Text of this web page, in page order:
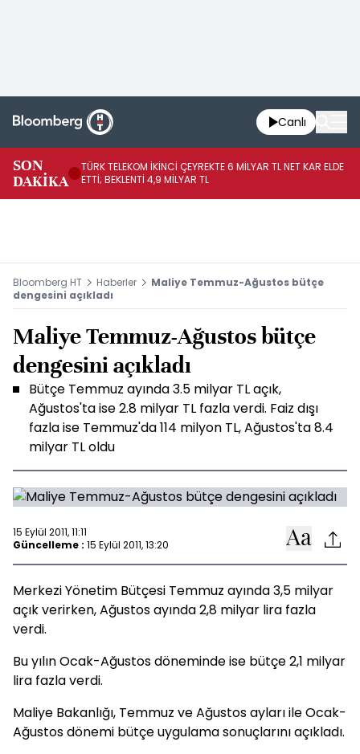
Canlı
SON
DAKİKA
TÜRK TELEKOM İKİNCİ ÇEYREKTE 6 MİLYAR TL NET KAR ELDE
ETTİ; BEKLENTİ 4,9 MİLYAR TL
Bloomberg HT Haberler
Maliye Temmuz-Ağustos bütçe
dengesini açıkladı
Maliye Temmuz-Ağustos bütçe
dengesini açıkladı
Bütçe Temmuz ayında 3.5 milyar TL açık,
Ağustos'ta ise 2.8 milyar TL fazla verdi. Faiz dışı
fazla ise Temmuz'da 114 milyon TL, Ağustos'ta 8.4
milyar TL oldu
15 Eylül 2011, 11:11
Güncelleme : 15 Eylül 2011, 13:20
Merkezi Yönetim Bütçesi Temmuz ayında 3,5 milyar
açık verirken, Ağustos ayında 2,8 milyar lira fazla
verdi.
Bu yılın Ocak-Ağustos döneminde ise bütçe 2,1 milyar
lira fazla verdi.
Maliye Bakanlığı, Temmuz ve Ağustos ayları ile Ocak-
Ağustos dönemi bütçe uygulama sonuçlarını açıkladı.